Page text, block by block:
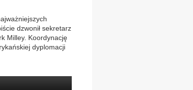
dzwonił sekretarz
Milley. Koordynację
dyplomacji